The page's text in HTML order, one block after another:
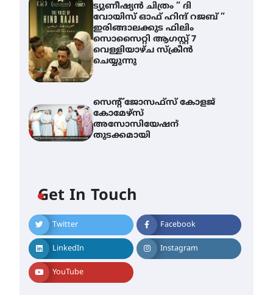
ട്യുണീഷ്യൻ ചിത്രം ” ദി
വോയിസ് ഓഫ് ഹിന്ദ് റജബ് ”
ഇരിങ്ങാലക്കുട ഫിലിം
സൊസൈറ്റി ആഗസ്റ്റ് 7
വെള്ളിയാഴ്ച സ്‌ക്രീൻ
ചെയ്യുന്നു
സെന്റ് ജോസഫ്സ് കോളജ്
കോമേഴ്‌സ്
അസോസിയേഷന്
തുടക്കമായി
Get In Touch
Twitter Facebook
LinkedIn Instagram
YouTube
നിന്ന് ഇംഗ്ളീഷ്
സാഹിത്യത്തിൽ ഡോക്ടറേറ്റ്
August 7, 2026
ട്യുണീഷ്യൻ ചിത്രം ” ദി
വോയിസ് ഓഫ് ഹിന്ദ് റജബ് ”
ഇരിങ്ങാലക്കുട ഫിലിം
സൊസൈറ്റി ആഗസ്റ്റ് 7
വെള്ളിയാഴ്ച സ്‌ക്രീൻ